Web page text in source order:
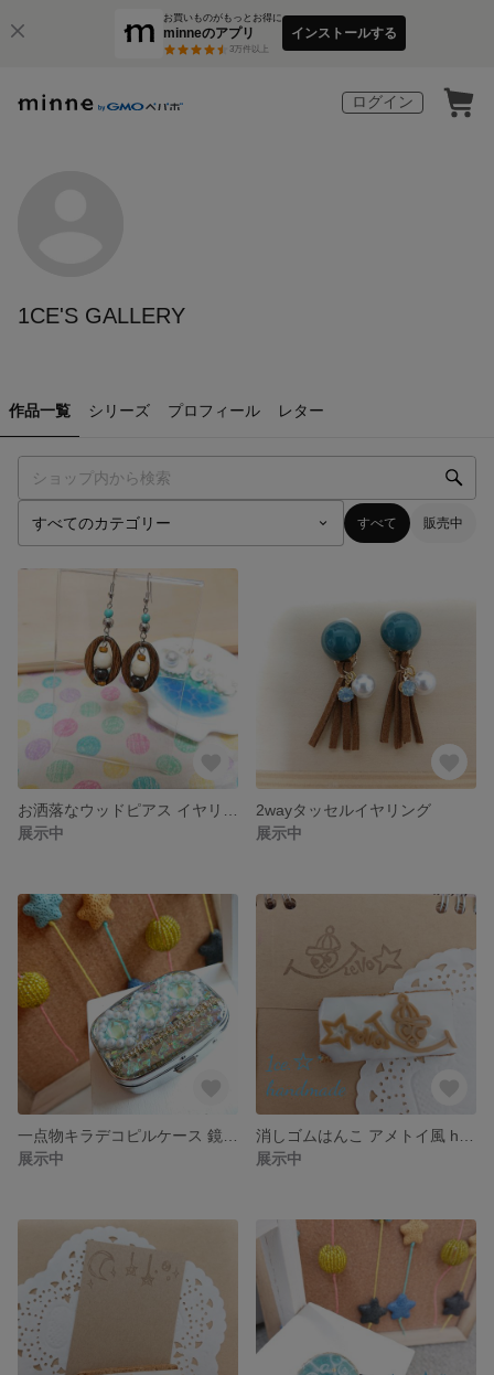
お買いものがもっとお得に
minneのアプリ
3万件以上
インストールする
ログイン
1CE'S GALLERY
作品一覧 シリーズ プロフィール レター
すべて 販売中
展示中
2wayタッセルイヤリング
展示中
展示中
展示中